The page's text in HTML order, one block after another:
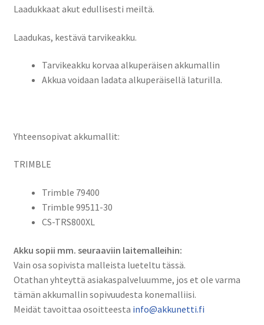
Station,
SPS630,
SPS710,
SPS720,
Station,
RTS633,
RTS573,
Total
Station,
S9
HP
Laadukkaat akut edullisesti meiltä.
Laadukas, kestävä tarvikeakku.
Tarvikeakku korvaa alkuperäisen akkumallin
Akkua voidaan ladata alkuperäisellä laturilla.
Yhteensopivat akkumallit:
TRIMBLE
Trimble 79400
Trimble 99511-30
CS-TRS800XL
Akku sopii mm. seuraaviin laitemalleihin:
Vain osa sopivista malleista lueteltu tässä.
Otathan yhteyttä asiakaspalveluumme, jos et ole varma
tämän akkumallin sopivuudesta konemalliisi.
Meidät tavoittaa osoitteesta info@akkunetti.fi